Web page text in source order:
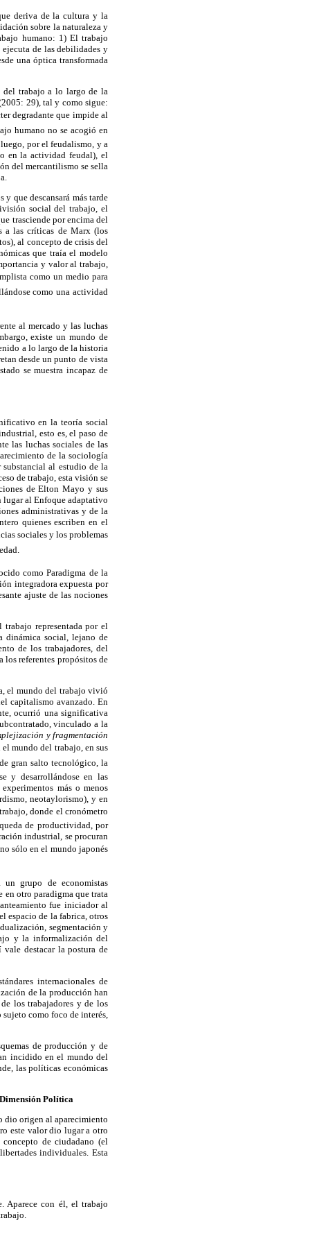
deriva de la cultura y la
sobre la naturaleza y
humano: 1) El trabajo
de las debilidades y
una óptica transformada
del trabajo a lo largo de la
29), tal y como sigue:
degradante que impide al
humano no se acogió en
por el feudalismo, y a
en la actividad feudal), el
del mercantilismo se sella
que descansará más tarde
social del trabajo, el
trasciende por encima del
a las críticas de Marx (los
al concepto de crisis del
que traía el modelo
y valor al trabajo,
como un medio para
como una actividad
al mercado y las luchas
existe un mundo de
a lo largo de la historia
desde un punto de vista
se muestra incapaz de
en la teoría social
esto es, el paso de
las luchas sociales de las
de la sociología
substancial al estudio de la
de trabajo, esta visión se
de Elton Mayo y sus
lugar al Enfoque adaptativo
administrativas y de la
quienes escriben en el
sociales y los problemas
como Paradigma de la
integradora expuesta por
ajuste de las nociones
representada por el
dinámica social, lejano de
de los trabajadores, del
los referentes propósitos de
el mundo del trabajo vivió
capitalismo avanzado. En
ocurrió una significativa
vinculado a la
y fragmentación
el mundo del trabajo, en sus
gran salto tecnológico, la
y desarrollándose en las
más o menos
neotaylorismo), y en
donde el cronómetro
de productividad, por
industrial, se procuran
sólo en el mundo japonés
grupo de economistas
en otro paradigma que trata
fue iniciador al
espacio de la fabrica, otros
segmentación y
y la informalización del
destacar la postura de
internacionales de
de la producción han
los trabajadores y de los
como foco de interés,
de producción y de
incidido en el mundo del
las políticas económicas
Política
dio origen al aparecimiento
este valor dio lugar a otro
de ciudadano (el
individuales. Esta
Aparece con él, el trabajo